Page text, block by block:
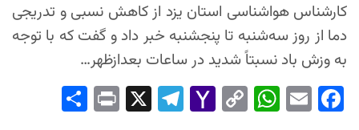
کارشناس هواشناسی استان یزد از کاهش نسبی و تدریجی
دما از روز سه‌شنبه تا پنجشنبه خبر داد و گفت که با توجه
به وزش باد نسبتاً شدید در ساعات بعدازظهر…
Fac
Em
Wh
Co
Yah
Tel
Pri